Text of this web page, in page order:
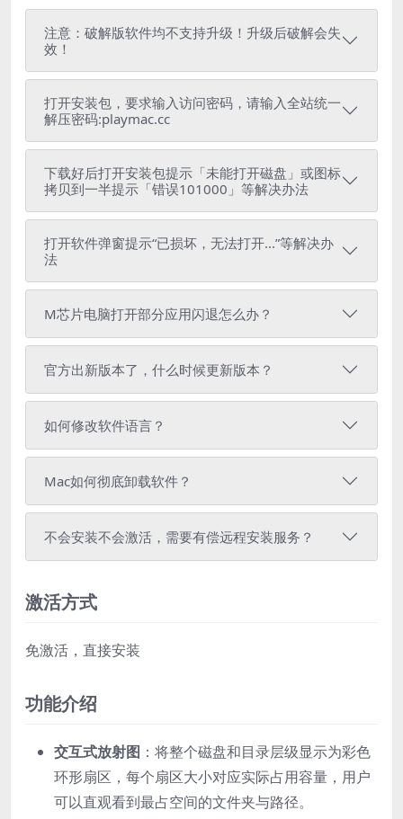
注意：破解版软件均不支持升级！升级后破解会失
效！
打开安装包，要求输入访问密码，请输入全站统一
解压密码:playmac.cc
下载好后打开安装包提示「未能打开磁盘」或图标
拷贝到一半提示「错误101000」等解决办法
打开软件弹窗提示“已损坏，无法打开...”等解决办
法
M芯片电脑打开部分应用闪退怎么办？
官方出新版本了，什么时候更新版本？
如何修改软件语言？
Mac如何彻底卸载软件？
不会安装不会激活，需要有偿远程安装服务？
激活方式
免激活，直接安装
功能介绍
交互式放射图 ：将整个磁盘和目录层级显示为彩色
环形扇区，每个扇区大小对应实际占用容量，用户
可以直观看到最占空间的文件夹与路径。